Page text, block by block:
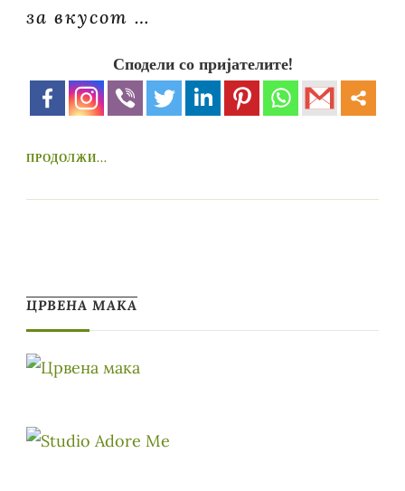
за вкусот …
Сподели со пријателите!
ПРОДОЛЖИ...
ЦРВЕНА МАКА